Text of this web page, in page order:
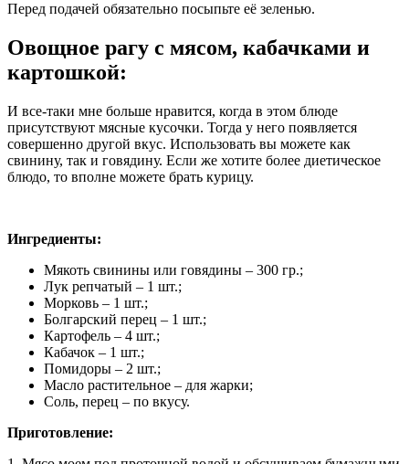
Перед подачей обязательно посыпьте её зеленью.
Овощное рагу с мясом, кабачками и
картошкой:
И все-таки мне больше нравится, когда в этом блюде
присутствуют мясные кусочки. Тогда у него появляется
совершенно другой вкус. Использовать вы можете как
свинину, так и говядину. Если же хотите более диетическое
блюдо, то вполне можете брать курицу.
Ингредиенты:
Мякоть свинины или говядины – 300 гр.;
Лук репчатый – 1 шт.;
Морковь – 1 шт.;
Болгарский перец – 1 шт.;
Картофель – 4 шт.;
Кабачок – 1 шт.;
Помидоры – 2 шт.;
Масло растительное – для жарки;
Соль, перец – по вкусу.
Приготовление: